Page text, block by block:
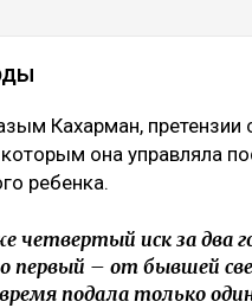
Кахарман, претензии
она управляла
ребенка.
четвертый иск за два
первый – от бывшей
подала только